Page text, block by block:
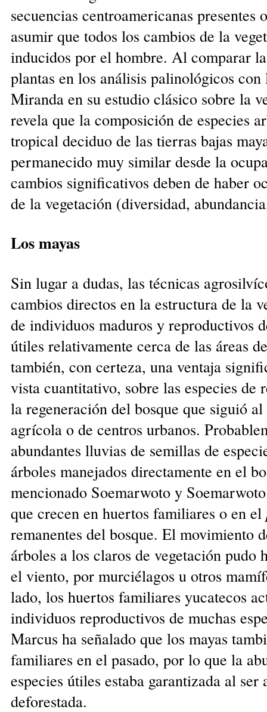
secuencias centroamericanas presentes
asumir que todos los cambios de la
inducidos por el hombre. Al comparar
plantas en los análisis palinológicos con
Miranda en su estudio clásico sobre la
revela que la composición de especies
tropical deciduo de las tierras bajas
permanecido muy similar desde la
cambios significativos deben de haber
de la vegetación (diversidad,
Los mayas
Sin lugar a dudas, las técnicas
cambios directos en la estructura de la
de individuos maduros y reproductivos
útiles relativamente cerca de las áreas
también, con certeza, una ventaja
vista cuantitativo, sobre las especies de
la regeneración del bosque que siguió
agrícola o de centros urbanos.
abundantes lluvias de semillas de
árboles manejados directamente en el
mencionado Soemarwoto y
que crecen en huertos familiares o en el
remanentes del bosque. El movimiento
árboles a los claros de vegetación pudo
el viento, por murciélagos u otros
lado, los huertos familiares yucatecos
individuos reproductivos de muchas
Marcus ha señalado que los mayas
familiares en el pasado, por lo que la
especies útiles estaba garantizada al ser
deforestada.